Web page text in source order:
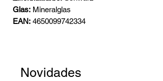
Glas: Mineralglas
EAN: 4650099742334
Novidades